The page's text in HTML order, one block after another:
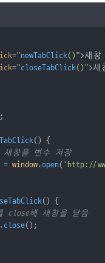
="newTabClick()">새창
="closeTabClick()">새
;
() {
새창을 변수 저장
= window.open( 'http://
() {
close해 새창을 닫음
. close();